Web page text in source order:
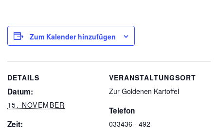
Zum Kalender hinzufügen
DETAILS
Datum:
15. NOVEMBER
Zeit:
VERANSTALTUNGSORT
Zur Goldenen Kartoffel
Telefon
033436 - 492